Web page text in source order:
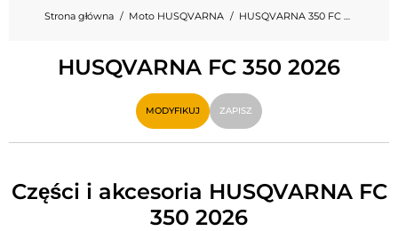
UBRANIA MOTOCYKLOWE DAMSKIE
MX; ENDURO I TRIAL
HIGH-TECH MOTOCYKLOWY
PODUSZKA POWIETRZNA MOTOCYKLOWA
CZĘŚCI MOTOCYKLOWE I NARZĘDZIA
AKCESORIA MOTOCYKLOWE
Strona główna Moto HUSQVARNA HUSQVARNA 350 FC 350
HUSQVARNA FC 350 2026
MODYFIKUJ ZAPISZ
Części i akcesoria HUSQVARNA FC
350 2026